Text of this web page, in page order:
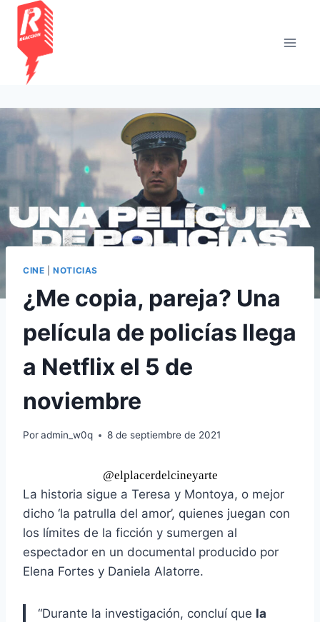
Saltar
contenido
CINE |NOTICIAS
¿Me copia, pareja? Una
película de policías llega
a Netflix el 5 de
noviembre
Poradmin_w0q 8 de septiembre de 2021
@elplacerdelcineyarte
La historia sigue a Teresa y Montoya, o mejor
dicho ‘la patrulla del amor’, quienes juegan con
los límites de la ficción y sumergen al
espectador en un documental producido por
Elena Fortes y Daniela Alatorre.
“Durante la investigación, concluí que la